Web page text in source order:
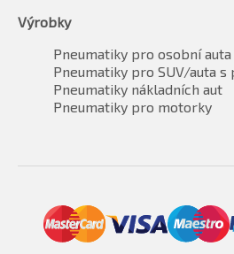
Výrobky
Pneumatiky pro osobní auta
Pneumatiky pro SUV/auta s
Pneumatiky nákladních aut
Pneumatiky pro motorky